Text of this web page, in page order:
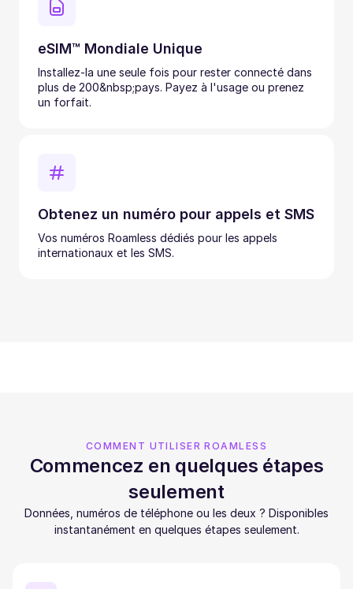
eSIM™ Mondiale Unique
Installez-la une seule fois pour rester connecté dans
plus de 200&nbsp;pays. Payez à l'usage ou prenez
un forfait.
Obtenez un numéro pour appels et SMS
Vos numéros Roamless dédiés pour les appels
internationaux et les SMS.
COMMENT UTILISER ROAMLESS
Commencez en quelques étapes
seulement
Données, numéros de téléphone ou les deux ? Disponibles
instantanément en quelques étapes seulement.